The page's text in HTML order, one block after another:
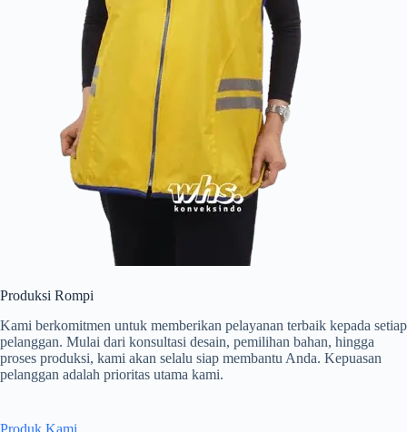
Produksi Rompi
Kami berkomitmen untuk memberikan pelayanan terbaik kepada setiap
pelanggan. Mulai dari konsultasi desain, pemilihan bahan, hingga
proses produksi, kami akan selalu siap membantu Anda. Kepuasan
pelanggan adalah prioritas utama kami.
Produk Kami